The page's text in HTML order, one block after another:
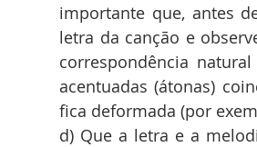
importante que, antes
letra da canção e
correspondência
acentuadas (átonas)
fica deformada (por
d) Que a letra e a